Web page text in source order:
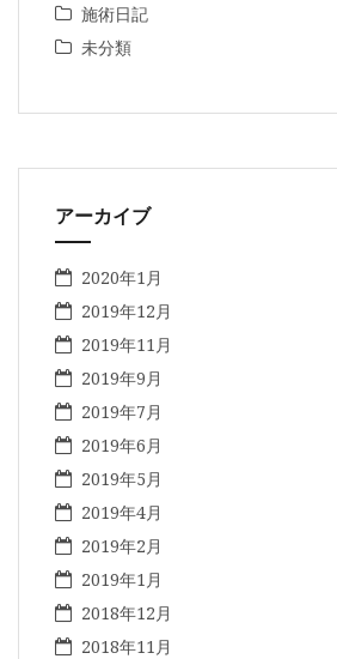
施術日記
未分類
アーカイブ
2020年1月
2019年12月
2019年11月
2019年9月
2019年7月
2019年6月
2019年5月
2019年4月
2019年2月
2019年1月
2018年12月
2018年11月